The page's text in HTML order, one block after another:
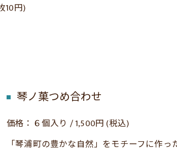
10円)
琴ノ菓つめ合わせ
価格：６個入り / 1,500円 (税込)
「琴浦町の豊かな自然」をモチーフに作